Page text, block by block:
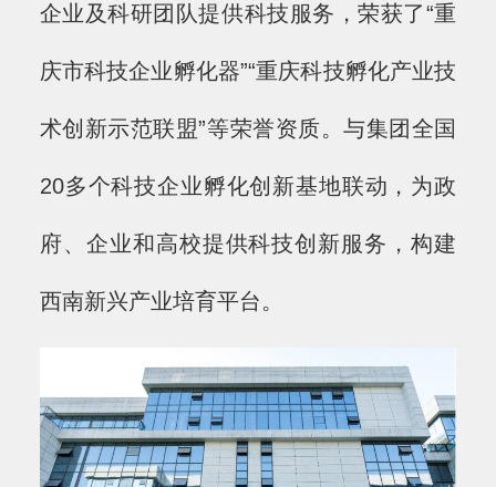
企业及科研团队提供科技服务，荣获了“重
庆市科技企业孵化器”“重庆科技孵化产业技
术创新示范联盟”等荣誉资质。与集团全国
20多个科技企业孵化创新基地联动，为政
府、企业和高校提供科技创新服务，构建
西南新兴产业培育平台。